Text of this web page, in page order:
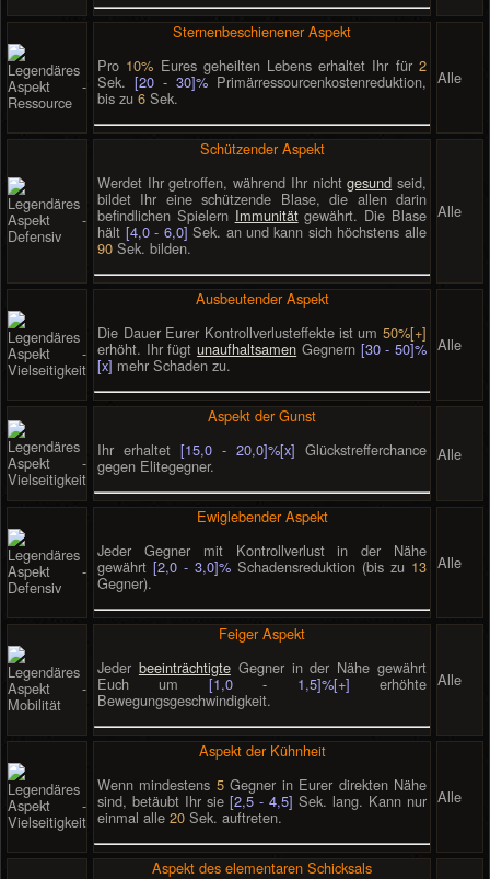
Sternenbeschienener Aspekt
Pro 10% Eures geheilten Lebens erhaltet Ihr für 2
Sek.[20 - 30]%Primärressourcenkostenreduktion,
bis zu6 Sek.
Alle
Schützender Aspekt
Werdet Ihr getroffen, während Ihr nichtgesund seid,
bildet Ihr eine schützende Blase, die allen darin
befindlichen Spielern Immunitätgewährt. Die Blase
hält [4,0 - 6,0]Sek. an und kann sich höchstens alle
90 Sek. bilden.
Alle
Ausbeutender Aspekt
Die Dauer Eurer Kontrollverlusteffekte ist um 50%[+]
erhöht. Ihr fügtunaufhaltsamen Gegnern [30 - 50]%
[x] mehr Schaden zu.
Alle
Aspekt der Gunst
Ihr erhaltet[15,0 - 20,0]%[x] Glückstrefferchance
gegen Elitegegner.
Alle
Ewiglebender Aspekt
Jeder Gegner mit Kontrollverlust in der Nähe
gewährt[2,0 - 3,0]% Schadensreduktion (bis zu 13
Gegner).
Alle
Feiger Aspekt
Jeder beeinträchtigteGegner in der Nähe gewährt
Euch um [1,0 - 1,5]%[+] erhöhte
Bewegungsgeschwindigkeit.
Alle
Aspekt der Kühnheit
Wenn mindestens 5Gegner in Eurer direkten Nähe
sind, betäubt Ihr sie[2,5 - 4,5] Sek. lang. Kann nur
einmal alle20 Sek. auftreten.
Alle
Aspekt des elementaren Schicksals